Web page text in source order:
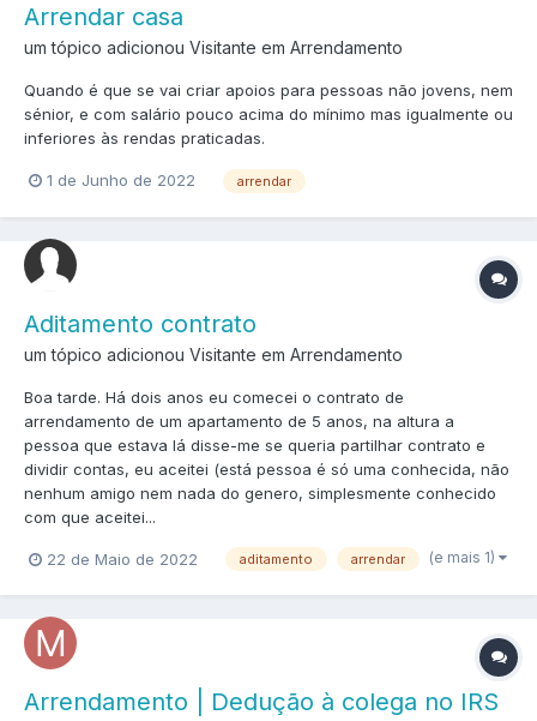
Arrendar casa
um tópico adicionou Visitante em Arrendamento
Quando é que se vai criar apoios para pessoas não jovens, nem
sénior, e com salário pouco acima do mínimo mas igualmente ou
inferiores às rendas praticadas.
1 de Junho de 2022 arrendar
Aditamento contrato
um tópico adicionou Visitante em Arrendamento
Boa tarde. Há dois anos eu comecei o contrato de
arrendamento de um apartamento de 5 anos, na altura a
pessoa que estava lá disse-me se queria partilhar contrato e
dividir contas, eu aceitei (está pessoa é só uma conhecida, não
nenhum amigo nem nada do genero, simplesmente conhecido
com que aceitei...
22 de Maio de 2022 aditamento arrendar (e mais 1)
Arrendamento | Dedução à colega no IRS